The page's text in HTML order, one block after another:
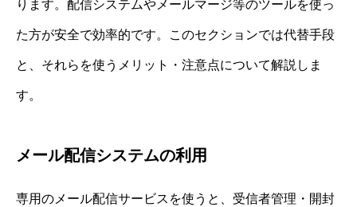
ります。配信システムやメールマージ等のツールを使っ
た方が安全で効率的です。このセクションでは代替手段
と、それらを使うメリット・注意点について解説しま
す。
メール配信システムの利用
専用のメール配信サービスを使うと、受信者管理・開封